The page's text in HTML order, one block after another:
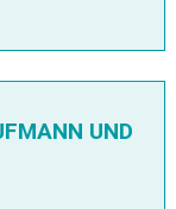
UND